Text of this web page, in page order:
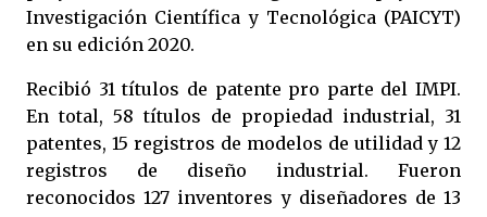
Investigación Científica y Tecnológica (PAICYT)
en su edición 2020.
Recibió 31 títulos de patente pro parte del IMPI.
En total, 58 títulos de propiedad industrial, 31
patentes, 15 registros de modelos de utilidad y 12
registros de diseño industrial. Fueron
reconocidos 127 inventores y diseñadores de 13